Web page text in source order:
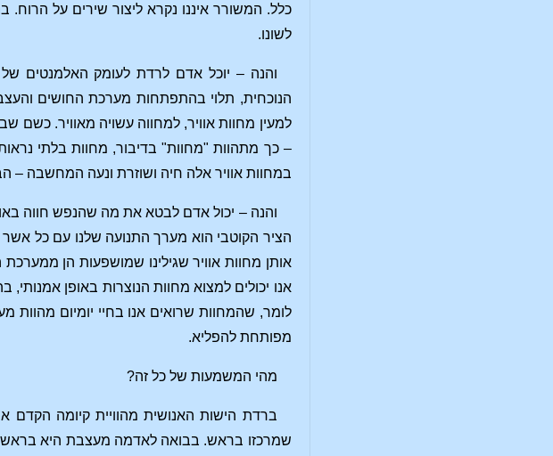
כלל. המשורר איננו נקרא ליצור שירים על
לשונו.
והנה – יוכל אדם לרדת לעומק האלמנטים
הנוכחית, תלוי בהתפתחות מערכת החושים
למעין מחוות אוויר, למחווה עשויה מאוויר. כשם
– כך מתהוות "מחוות" בדיבור, מחוות בלתי
במחוות אוויר אלה חיה ושוזרת ונעה המחשבה –
והנה – יכול אדם לבטא את מה שהנפש חווה
הציר הקוטבי הוא מערך התנועה שלנו עם כל אשר
אותן מחוות אוויר שגילינו שמושפעות הן
אנו יכולים למצוא מחוות הנוצרות באופן
לומר, שהמחוות שרואים אנו בחיי יומיום מהוות
מפותחת להפליא.
מהי המשמעות של כל זה?
ברדת הישות האנושית מהוויית קיומה
שמרכזו בראש. בבואה לאדמה מעצבת היא בראש